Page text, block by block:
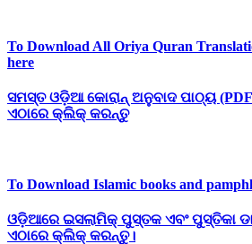
To Download All Oriya Quran
here
ସମସ୍ତଓଡ଼ିଆକୋରାନ୍ ଅନୁବାଦ ପାଠ୍ୟ
ଏଠାରେ କ୍ଲିକ୍ କରନ୍ତୁ
To Download Islamic books and
ଓଡ଼ିଆରେ ଇସଲାମିକ୍ ପୁସ୍ତକ ଏବଂପୁସ୍ତିକା
ଏଠାରେ କ୍ଲିକ୍ କରନ୍ତୁ।